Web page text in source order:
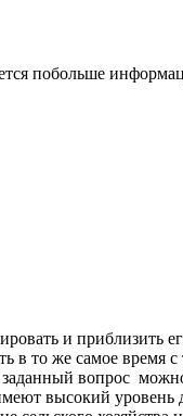
побольше
и
в то же самое
вопрос
высокий